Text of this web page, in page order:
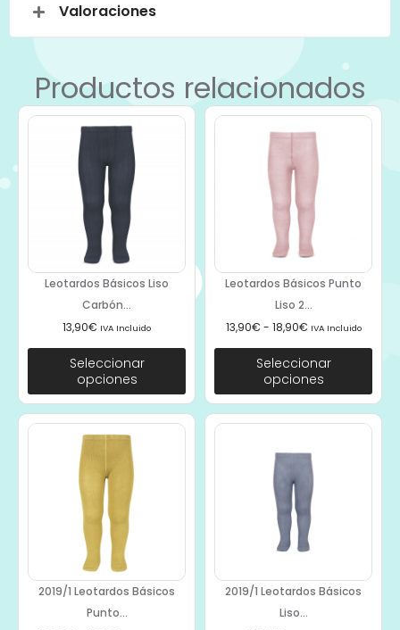
Valoraciones
Productos relacionados
Leotardos Básicos Liso
Carbón...
13,90€ IVA Incluido
Seleccionar
opciones
Leotardos Básicos Punto
Liso 2...
13,90€ - 18,90€ IVA Incluido
Seleccionar
opciones
2019/1 Leotardos Básicos
Punto...
2019/1 Leotardos Básicos
Liso...